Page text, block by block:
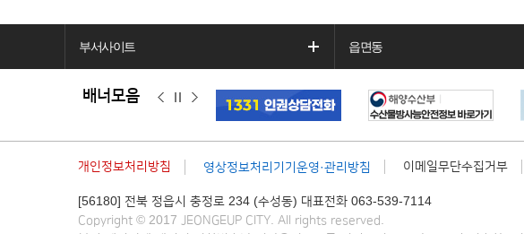
부서사이트 읍면동
배너모음
개인정보처리방침 영상정보처리기기운영·관리방침 이메일무단수집거부
[56180] 전북 정읍시 충정로 234 (수성동) 대표전화 063-539-7114
Copyright © 2017 JEONGEUP CITY. All rights reserved.